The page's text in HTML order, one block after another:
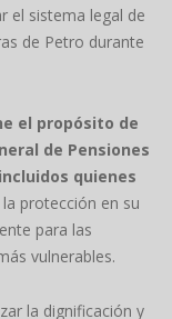
el sistema legal de
de Petro durante
el propósito de
de Pensiones
quienes
protección en su
para las
vulnerables.
la dignificación y